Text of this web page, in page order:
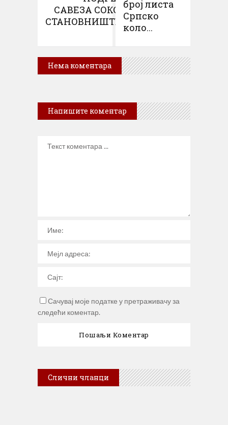
САВЕЗА СОКОЛА
СТАНОВНИШТВУ...
број листа
Српско
коло...
Нема коментара
Напишите коментар
Сачувај моје податке у претраживачу за
следећи коментар.
Слични чланци